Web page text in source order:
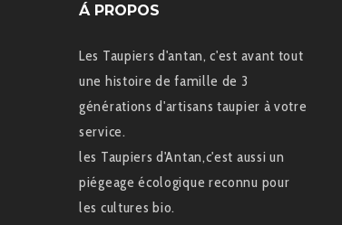
Á PROPOS
Les Taupiers d'antan, c'est avant tout
une histoire de famille de 3
générations d'artisans taupier à votre
service.
les Taupiers d'Antan,c'est aussi un
piégeage écologique reconnu pour
les cultures bio.